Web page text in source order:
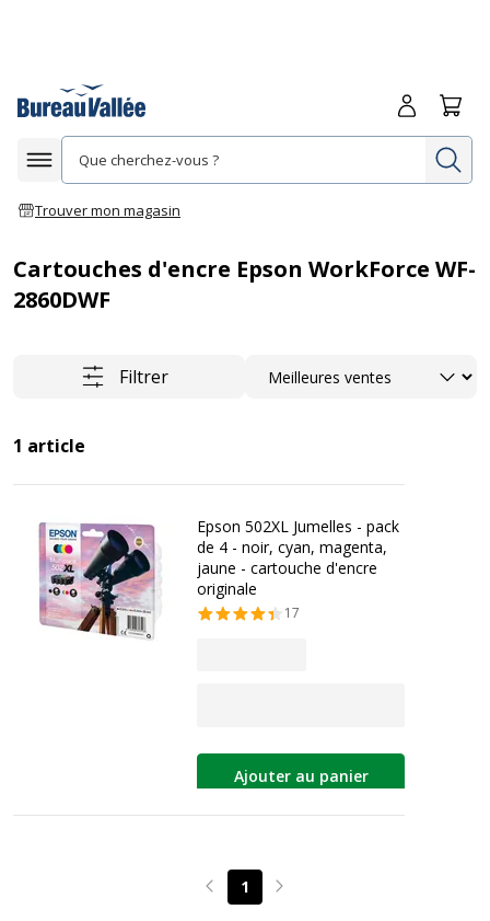
Afficher la navigation
Trouver mon magasin
Me
Cartouches d'encre Epson WorkForce WF-
2860DWF
Filtrer Trier
1 article
Epson 502XL Jumelles - pack
de 4 - noir, cyan, magenta,
jaune - cartouche d'encre
originale
17
Ajouter au panier
Page précédente
1 Page suivante